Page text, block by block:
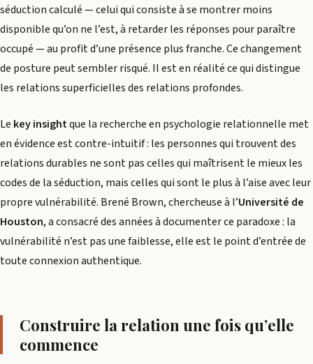
séduction calculé — celui qui consiste à se montrer moins
disponible qu’on ne l’est, à retarder les réponses pour paraître
occupé — au profit d’une présence plus franche. Ce changement
de posture peut sembler risqué. Il est en réalité ce qui distingue
les relations superficielles des relations profondes.
Le key insightque la recherche en psychologie relationnelle met
en évidence est contre-intuitif : les personnes qui trouvent des
relations durables ne sont pas celles qui maîtrisent le mieux les
codes de la séduction, mais celles qui sont le plus à l’aise avec leur
propre vulnérabilité. Brené Brown, chercheuse à l’Université de
Houston, a consacré des années à documenter ce paradoxe : la
vulnérabilité n’est pas une faiblesse, elle est le point d’entrée de
toute connexion authentique.
Construire la relation une fois qu’elle
commence